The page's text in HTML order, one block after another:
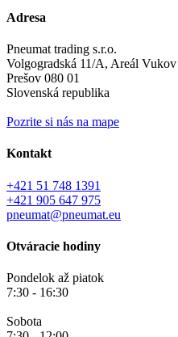
Adresa
Pneumat trading s.r.o.
Volgogradská 11/A, Areál Vukov
Prešov 080 01
Slovenská republika
Pozrite si nás na mape
Kontakt
+421 51 748 1391
+421 905 647 975
pneumat@pneumat.eu
Otváracie hodiny
Pondelok až piatok
7:30 - 16:30
Sobota